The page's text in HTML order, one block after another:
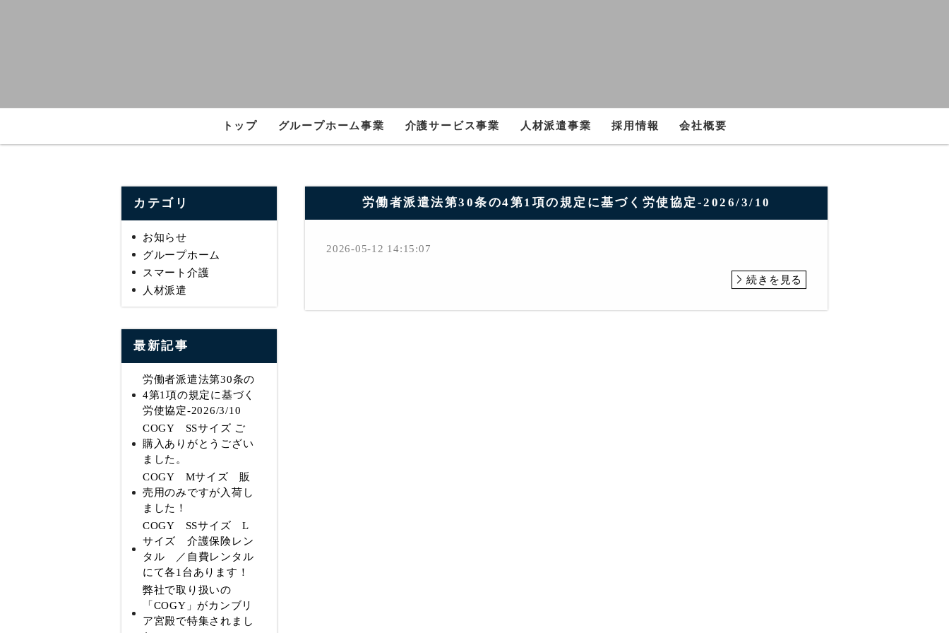
トップ グループホーム事業 介護サービス事業 人材派遣事業 採用情報 会社概要
カテゴリ
お知らせ
グループホーム
スマート介護
人材派遣
最新記事
労働者派遣法第30条の
4第1項の規定に基づく
労使協定-2026/3/10
COGY SSサイズ ご
購入ありがとうござい
ました。
COGY Mサイズ 販
売用のみですが入荷し
ました！
COGY SSサイズ L
サイズ 介護保険レン
タル ／自費レンタル
にて各1台あります！
弊社で取り扱いの
「COGY」がカンブリ
ア宮殿で特集されまし
労働者派遣法第30条の4第1項の規定に基づく労使協定-2026/3/10
2026-05-12 14:15:07
続きを見る